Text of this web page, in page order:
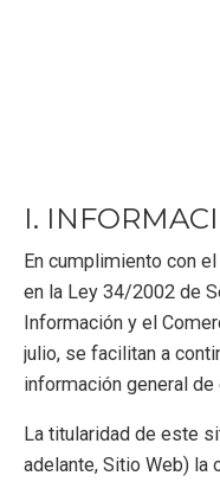
I.
En cumplimiento con
en la Ley 34/2002 de
Información y el
julio, se facilitan a
información general
La titularidad de este
adelante, Sitio Web) la